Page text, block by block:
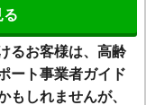
るお客様は、高齢
ート事業者ガイド
もしれませんが、